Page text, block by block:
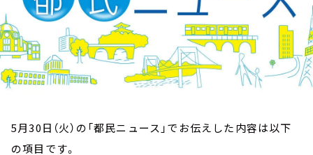
5月30日（火）の「都民ニュース」でお伝えした内容は以下
の項目です。